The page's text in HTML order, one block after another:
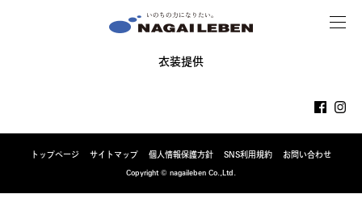
MENU
衣装提供
トップページ サイトマップ 個人情報保護方針 SNS利用規約
お問い合わせ
Copyright © nagaileben Co.,Ltd.